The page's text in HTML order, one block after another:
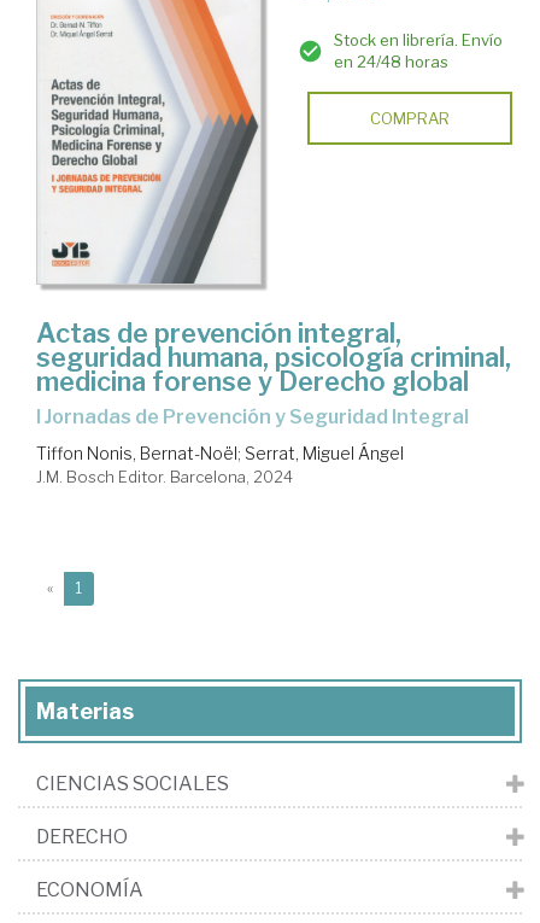
Stock en librería. Envío
en 24/48 horas
COMPRAR
Actas de prevención integral,
seguridad humana, psicología criminal,
medicina forense y Derecho global
I Jornadas de Prevención y Seguridad Integral
Tiffon Nonis, Bernat-Noël; Serrat, Miguel Ángel
J.M. Bosch Editor. Barcelona, 2024
« 1
Materias
CIENCIAS SOCIALES
DERECHO
ECONOMÍA